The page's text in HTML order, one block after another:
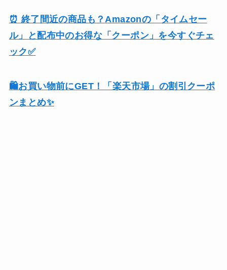
⏰ 終了間近の商品も？Amazonの「タイムセー
ル」と配布中のお得な「クーポン」を今すぐチェ
ック✅
🛍️お買い物前にGET！「楽天市場」の割引クーポ
ンまとめ✨